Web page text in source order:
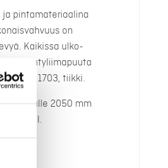
ja pintamateriaalina
on
Kaikissa ulko-
mäntyliimapuuta
1703, tiikki.
4 kpl, alle 2050 mm
2 kpl.